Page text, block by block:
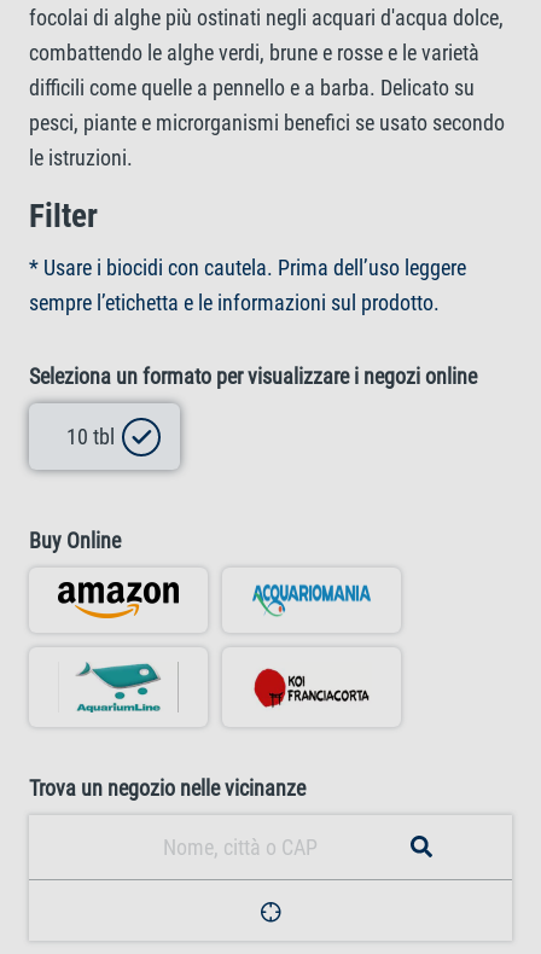
focolai di alghe più ostinati negli acquari d'acqua dolce,
combattendo le alghe verdi, brune e rosse e le varietà
difficili come quelle a pennello e a barba. Delicato su
pesci, piante e microrganismi benefici se usato secondo
le istruzioni.
Filter
* Usare i biocidi con cautela. Prima dell’uso leggere
sempre l’etichetta e le informazioni sul prodotto.
Seleziona un formato per visualizzare i negozi online
10 tbl
Buy Online
Trova un negozio nelle vicinanze